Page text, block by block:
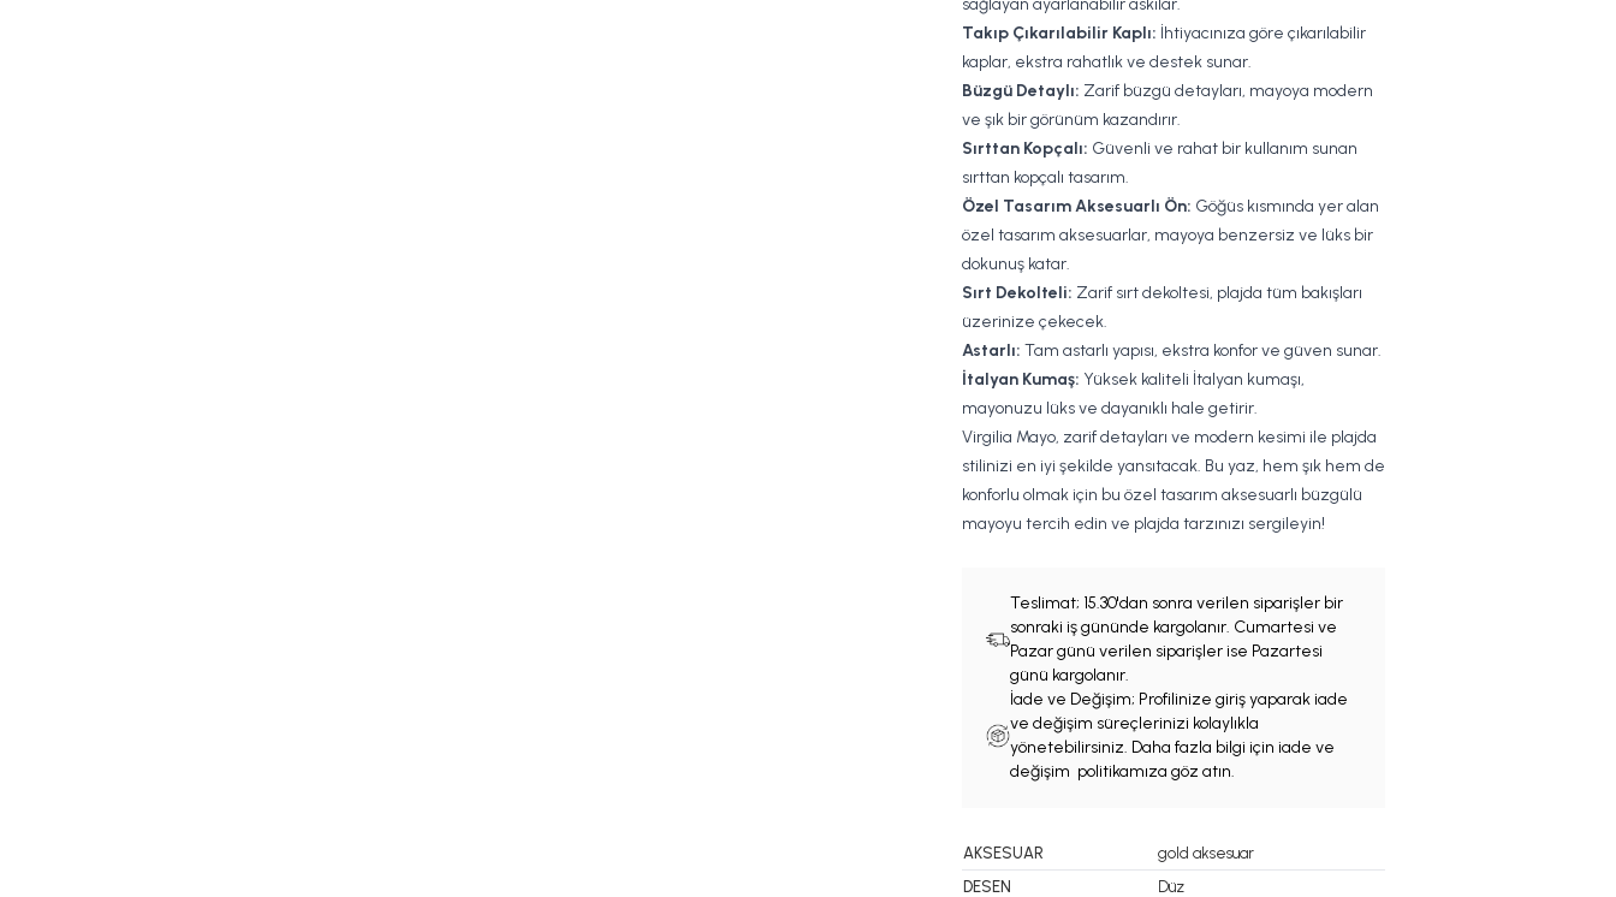
sağlayan ayarlanabilir askılar.
Takıp Çıkarılabilir Kaplı: İhtiyacınıza göre çıkarılabilir
kaplar, ekstra rahatlık ve destek sunar.
Büzgü Detaylı: Zarif büzgü detayları, mayoya modern
ve şık bir görünüm kazandırır.
Sırttan Kopçalı: Güvenli ve rahat bir kullanım sunan
sırttan kopçalı tasarım.
Özel Tasarım Aksesuarlı Ön: Göğüs kısmında yer alan
özel tasarım aksesuarlar, mayoya benzersiz ve lüks bir
dokunuş katar.
Sırt Dekolteli: Zarif sırt dekoltesi, plajda tüm bakışları
üzerinize çekecek.
Astarlı: Tam astarlı yapısı, ekstra konfor ve güven sunar.
İtalyan Kumaş: Yüksek kaliteli İtalyan kumaşı,
mayonuzu lüks ve dayanıklı hale getirir.
Virgilia Mayo, zarif detayları ve modern kesimi ile plajda
stilinizi en iyi şekilde yansıtacak. Bu yaz, hem şık hem de
konforlu olmak için bu özel tasarım aksesuarlı büzgülü
mayoyu tercih edin ve plajda tarzınızı sergileyin!
Teslimat; 15.30'dan sonra verilen siparişler bir
sonraki iş gününde kargolanır. Cumartesi ve
Pazar günü verilen siparişler ise Pazartesi
günü kargolanır.
İade ve Değişim; Profilinize giriş yaparak iade
ve değişim süreçlerinizi kolaylıkla
yönetebilirsiniz. Daha fazla bilgi için iade ve
değişim politikamıza göz atın.
AKSESUAR
gold aksesuar
DESEN
Düz